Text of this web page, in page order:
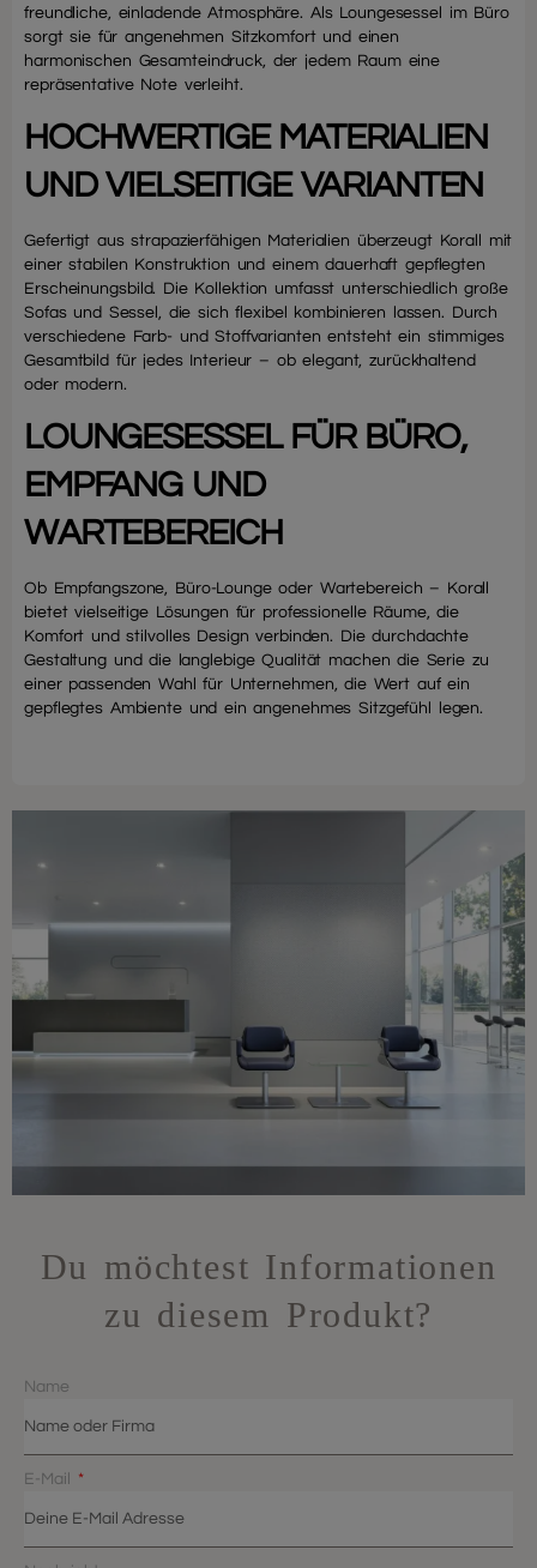
freundliche, einladende Atmosphäre. Als Loungesessel im Büro
sorgt sie für angenehmen Sitzkomfort und einen
harmonischen Gesamteindruck, der jedem Raum eine
repräsentative Note verleiht.
HOCHWERTIGE MATERIALIEN
UND VIELSEITIGE VARIANTEN
Gefertigt aus strapazierfähigen Materialien überzeugt Korall mit
einer stabilen Konstruktion und einem dauerhaft gepflegten
Erscheinungsbild. Die Kollektion umfasst unterschiedlich große
Sofas und Sessel, die sich flexibel kombinieren lassen. Durch
verschiedene Farb- und Stoffvarianten entsteht ein stimmiges
Gesamtbild für jedes Interieur – ob elegant, zurückhaltend
oder modern.
LOUNGESESSEL FÜR BÜRO,
EMPFANG UND
WARTEBEREICH
Ob Empfangszone, Büro-Lounge oder Wartebereich – Korall
bietet vielseitige Lösungen für professionelle Räume, die
Komfort und stilvolles Design verbinden. Die durchdachte
Gestaltung und die langlebige Qualität machen die Serie zu
einer passenden Wahl für Unternehmen, die Wert auf ein
gepflegtes Ambiente und ein angenehmes Sitzgefühl legen.
Du möchtest Informationen
zu diesem Produkt?
Name
E-Mail